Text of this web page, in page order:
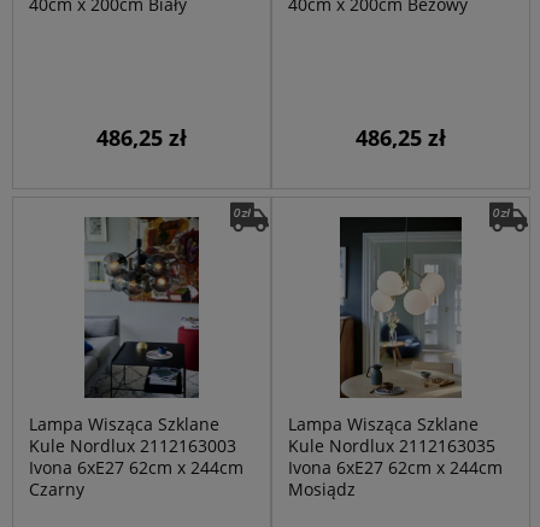
486,25 zł 486,25 zł
Lampa Wisząca Szklane
Kule Nordlux 2112163003
Ivona 6xE27 62cm x 244cm
Czarny
Lampa Wisząca Szklane
Kule Nordlux 2112163035
Ivona 6xE27 62cm x 244cm
Mosiądz